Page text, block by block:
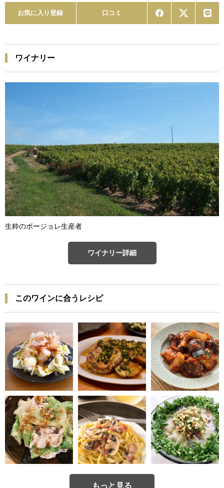
お気に入り登録 口コミ
ワイナリー
生粋のボージョレ生産者
ワイナリー詳細
このワインに合うレシピ
もっと見る